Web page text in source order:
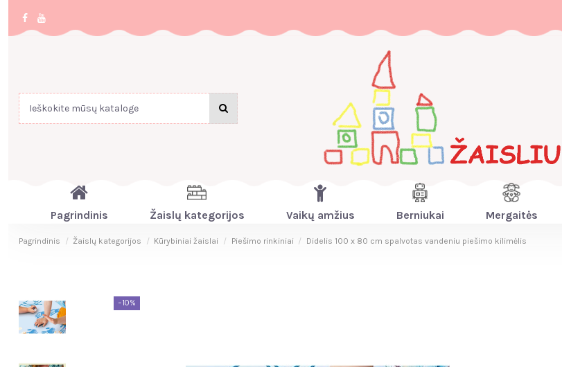
Pagrindinis Žaislų kategorijos Vaikų amžius Berniukai Mergaitės
Pagrindinis Žaislų kategorijos Kūrybiniai žaislai Piešimo rinkiniai Didelis 100 x 80 cm spalvotas vandeniu piešimo kilimėlis
−10%